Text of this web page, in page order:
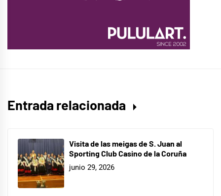
Entrada relacionada
Visita de las meigas de S. Juan al
Sporting Club Casino de la Coruña
junio 29, 2026